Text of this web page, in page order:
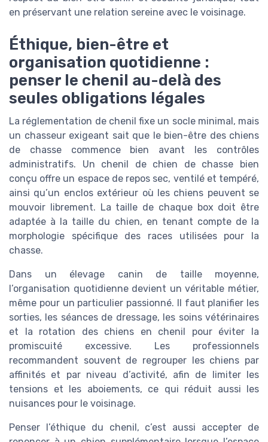
en préservant une relation sereine avec le voisinage.
Éthique, bien-être et
organisation quotidienne :
penser le chenil au-delà des
seules obligations légales
La réglementation de chenil fixe un socle minimal, mais
un chasseur exigeant sait que le bien-être des chiens
de chasse commence bien avant les contrôles
administratifs. Un chenil de chien de chasse bien
conçu offre un espace de repos sec, ventilé et tempéré,
ainsi qu’un enclos extérieur où les chiens peuvent se
mouvoir librement. La taille de chaque box doit être
adaptée à la taille du chien, en tenant compte de la
morphologie spécifique des races utilisées pour la
chasse.
Dans un élevage canin de taille moyenne,
l’organisation quotidienne devient un véritable métier,
même pour un particulier passionné. Il faut planifier les
sorties, les séances de dressage, les soins vétérinaires
et la rotation des chiens en chenil pour éviter la
promiscuité excessive. Les professionnels
recommandent souvent de regrouper les chiens par
affinités et par niveau d’activité, afin de limiter les
tensions et les aboiements, ce qui réduit aussi les
nuisances pour le voisinage.
Penser l’éthique du chenil, c’est aussi accepter de